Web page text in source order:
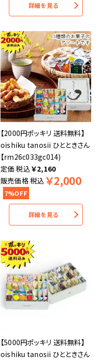
詳細を見る
【2000円ポッキリ 送料無料】
oishiku tanosii ひとときさん
【rm26c033gc014)
税込￥2,160
販売価格税込 ￥2,000
7%OFF
詳細を見る
【5000円ポッキリ 送料無料】
oishiku tanosii ひとときさん